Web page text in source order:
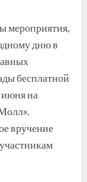
мероприятия,
дню в
бесплатной
июня на
вручение